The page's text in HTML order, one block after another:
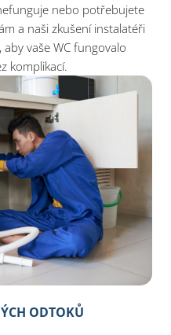
nebo potřebujete
a naši zkušení instalatéři
vaše WC fungovalo
komplikací.
ODTOKŮ